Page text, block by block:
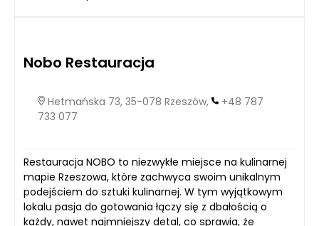
Nobo Restauracja
Hetmańska 73, 35-078 Rzeszów,
+48 787
733 077
Restauracja NOBO to niezwykłe miejsce na kulinarnej
mapie Rzeszowa, które zachwyca swoim unikalnym
podejściem do sztuki kulinarnej. W tym wyjątkowym
lokalu pasja do gotowania łączy się z dbałością o
każdy, nawet najmniejszy detal, co sprawia, że